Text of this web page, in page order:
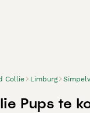
Collie Limburg
Pups te